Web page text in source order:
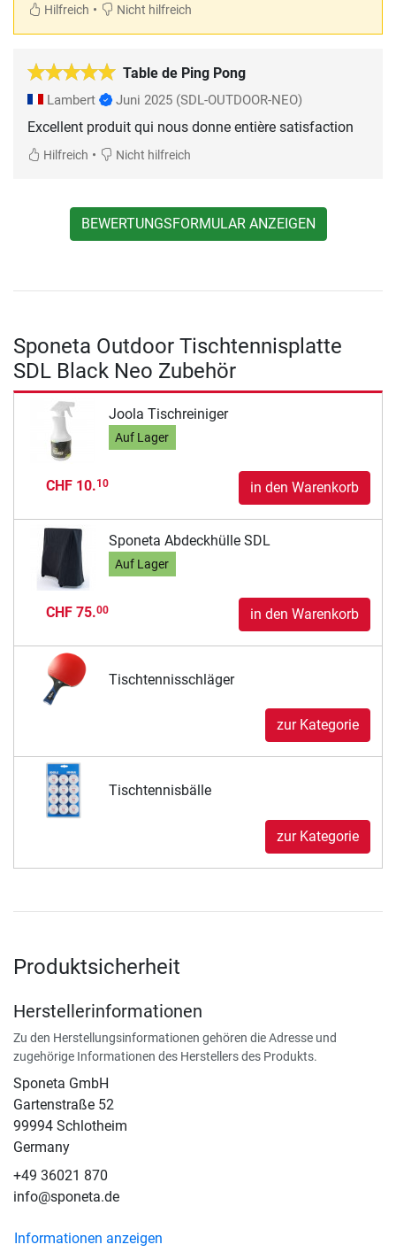
Hilfreich • Nicht hilfreich
Table de Ping Pong
Lambert Juni 2025 (SDL-OUTDOOR-NEO)
Excellent produit qui nous donne entière satisfaction
Hilfreich • Nicht hilfreich
BEWERTUNGSFORMULAR ANZEIGEN
Sponeta Outdoor Tischtennisplatte
SDL Black Neo Zubehör
Joola Tischreiniger
Auf Lager
CHF 10.10 in den Warenkorb
Sponeta Abdeckhülle SDL
Auf Lager
CHF 75.00 in den Warenkorb
Tischtennisschläger
zur Kategorie
Tischtennisbälle
zur Kategorie
Produktsicherheit
Herstellerinformationen
Zu den Herstellungsinformationen gehören die Adresse und
zugehörige Informationen des Herstellers des Produkts.
Sponeta GmbH
Gartenstraße 52
99994 Schlotheim
Germany
+49 36021 870
info@sponeta.de
Informationen anzeigen